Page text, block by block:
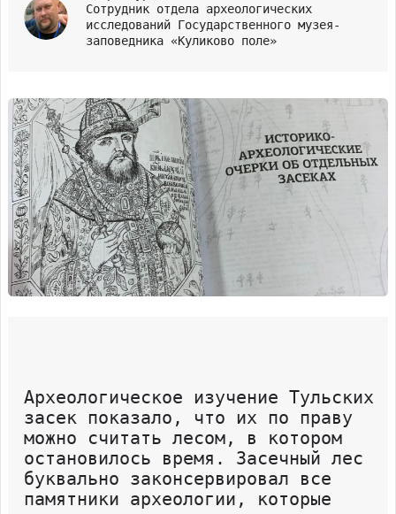
Сотрудник отдела археологических
исследований Государственного музея-
заповедника «Куликово поле»
Археологическое изучение Тульских
засек показало, что их по праву
можно считать лесом, в котором
остановилось время. Засечный лес
буквально законсервировал все
памятники археологии, которые